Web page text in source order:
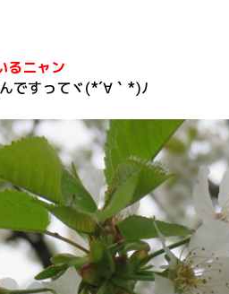
るニャン
ですってヾ(*´∀｀*)ﾉ